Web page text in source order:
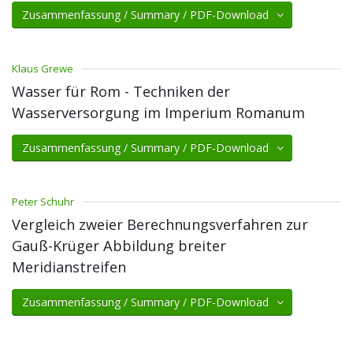
Zusammenfassung / Summary / PDF-Download
Klaus Grewe
Wasser für Rom - Techniken der
Wasserversorgung im Imperium Romanum
Zusammenfassung / Summary / PDF-Download
Peter Schuhr
Vergleich zweier Berechnungsverfahren zur
Gauß-Krüger Abbildung breiter
Meridianstreifen
Zusammenfassung / Summary / PDF-Download